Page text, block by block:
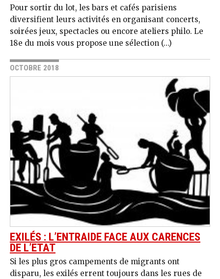
Pour sortir du lot, les bars et cafés parisiens
diversifient leurs activités en organisant concerts,
soirées jeux, spectacles ou encore ateliers philo. Le
18e du mois vous propose une sélection (…)
OCTOBRE 2018
EXILÉS : L’ENTRAIDE FACE AUX CARENCES
DE L’ETAT
Si les plus gros campements de migrants ont
disparu, les exilés errent toujours dans les rues de